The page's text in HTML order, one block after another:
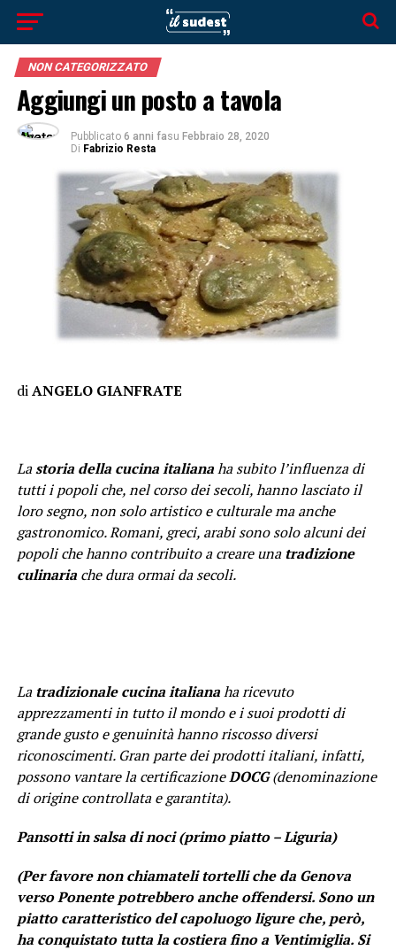
NON CATEGORIZZATO
Aggiungi un posto a tavola
Pubblicato 6 anni fasu Febbraio 28, 2020
Di Fabrizio Resta
diANGELO GIANFRATE
Lastoria della cucina italianaha subito l’influenza di
tutti i popoli che, nel corso dei secoli, hanno lasciato il
loro segno, non solo artistico e culturale ma anche
gastronomico. Romani, greci, arabi sono solo alcuni dei
popoli che hanno contribuito a creare unatradizione
culinariache dura ormai da secoli.
Latradizionale cucina italianaha ricevuto
apprezzamenti in tutto il mondo e i suoi prodotti di
grande gusto e genuinità hanno riscosso diversi
riconoscimenti. Gran parte dei prodotti italiani, infatti,
possono vantare la certificazioneDOCG(denominazione
di origine controllata e garantita).
Pansotti in salsa di noci (primo piatto – Liguria)
(Per favore non chiamateli tortelli che da Genova
verso Ponente potrebbero anche offendersi. Sono un
piatto caratteristico del capoluogo ligure che, però,
ha conquistato tutta la costiera fino a Ventimiglia. Si